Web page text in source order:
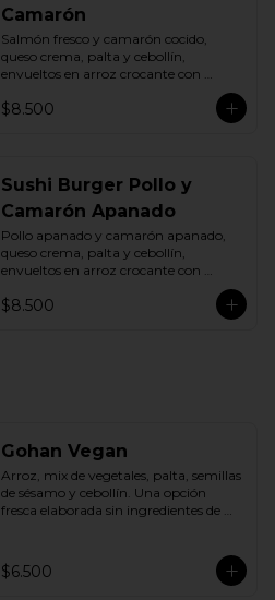
Camarón
Salmón fresco y camarón cocido,
queso crema, palta y cebollín,
envueltos en arroz crocante con
$8.500
Sushi Burger Pollo y
Camarón Apanado
Pollo apanado y camarón apanado,
queso crema, palta y cebollín,
envueltos en arroz crocante con
$8.500
Gohan Vegan
Arroz, mix de vegetales, palta, semillas
de sésamo y cebollín. Una opción
fresca elaborada sin ingredientes de
$6.500